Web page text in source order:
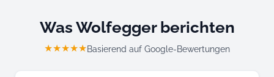
Was Wolfegger berichten
★★★★★Basierend auf Google-Bewertungen